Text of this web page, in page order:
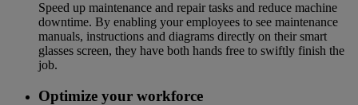
Speed up maintenance and repair tasks and reduce machine
downtime. By enabling your employees to see maintenance
manuals, instructions and diagrams directly on their smart
glasses screen, they have both hands free to swiftly finish the
job.
Optimize your workforce